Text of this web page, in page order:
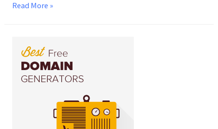
Read More »